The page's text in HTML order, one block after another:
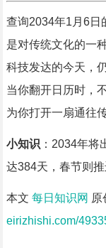
查询2034年1月6日
是对传统文化的一
科技发达的今天，
当你翻开日历时，
为你打开一扇通往
小知识：2034年将
达384天，春节则
本文 每日知识网 原
eirizhishi.com/